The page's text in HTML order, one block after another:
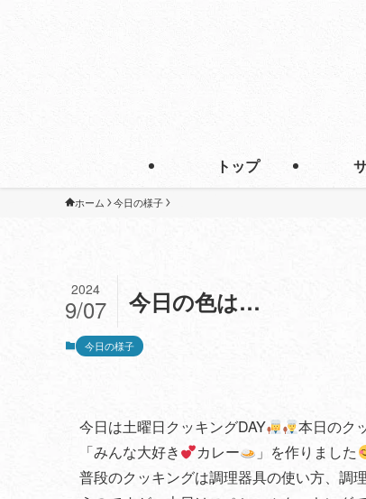
トップ
ホーム 今日の様子
今日の色は…
2024
9/07
今日の様子
今日は土曜日クッキングDAY 本日のク
「みんな大好き
カレー
」を作りました
普段のクッキングは調理器具の使い方、調